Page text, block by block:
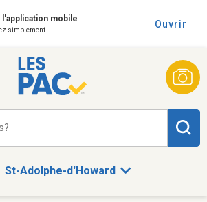
mobile
simplement
Ouvrir
St-Adolphe-d'Howard